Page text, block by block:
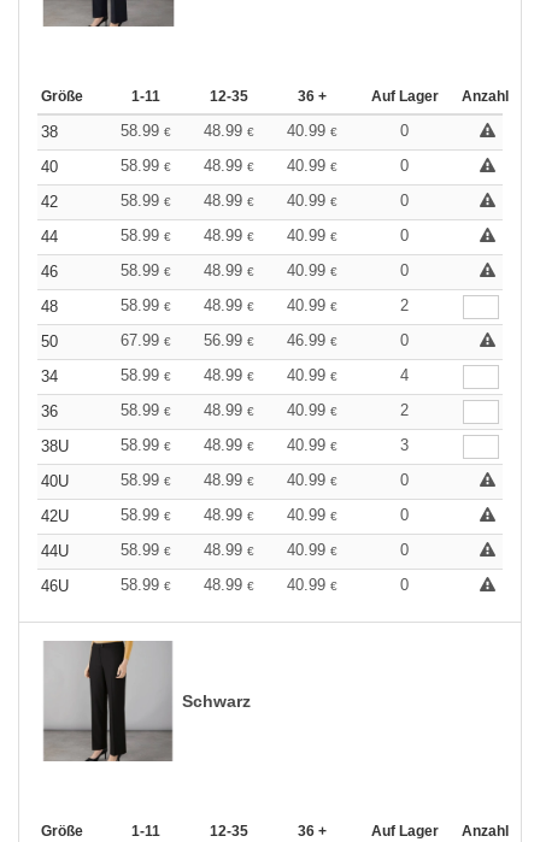
Größe 1-11 12-35 36 + Auf Lager Anzahl
38 58.99 € 48.99 € 40.99 €
0
40
58.99 € 48.99 € 40.99 €
0
42
58.99 € 48.99 € 40.99 €
0
44
58.99 € 48.99 € 40.99 €
0
46
58.99 € 48.99 € 40.99 €
0
48
58.99 € 48.99 € 40.99 €
2
50
67.99 € 56.99 € 46.99 €
0
34
58.99 € 48.99 € 40.99 €
4
36
58.99 € 48.99 € 40.99 €
2
38U
58.99 € 48.99 € 40.99 €
3
40U
58.99 € 48.99 € 40.99 €
0
42U
58.99 € 48.99 € 40.99 €
0
44U
58.99 € 48.99 € 40.99 €
0
46U
58.99 € 48.99 € 40.99 € 0
Schwarz
Größe 1-11 12-35 36 + Auf Lager Anzahl